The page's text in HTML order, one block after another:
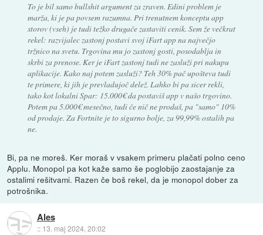
To je bil samo bullshit argument za zraven. Edini problem je
marža, ki je pa povsem razumna. Pri trenutnem konceptu app
storov (vseh) je tudi težko drugače zastaviti cenik. Sem že večkrat
rekel: razvijalec zastonj postavi svoj iFart app na največjo
tržnico na svetu. Trgovina mu jo zastonj gosti, posodablja in
skrbi za prenose. Ker je iFart zastonj tudi ne zasluži pri nakupu
aplikacije. Kako naj potem zasluži? Teh 30% pač upošteva tudi
te primere, ki jih je prevladujoč delež. Lahko bi pa sicer rekli,
tako kot lokalni Spar: 15.000€ da postaviš app v našo trgovino.
Potem pa 5.000€ mesečno, tudi če nič ne prodaš, pa "samo" 10%
od prodaje. Za Fortnite je to sigurno bolje, za 99,99% ostalih pa
ne.
Bi, pa ne moreš. Ker moraš v vsakem primeru plačati polno ceno
Applu. Monopol pa kot kaže samo še poglobijo zaostajanje za
ostalimi rešitvami. Razen če boš rekel, da je monopol dober za
potrošnika.
Ales
:: 13. maj 2024, 20:02